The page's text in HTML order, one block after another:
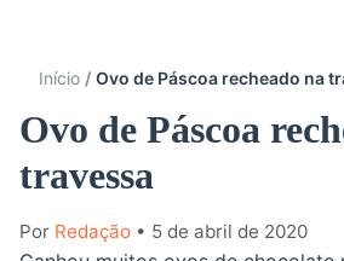
Início Ovo de Páscoa recheado na
Ovo de Páscoa
travessa
Por Redação • 5 de abril de 2020